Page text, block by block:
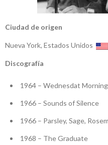
Ciudad de origen
Nueva York, Estados Unidos
Discografía
1964 – Wednesdat
1966 – Sounds of Silence
1966 – Parsley, Sage,
1968 – The Graduate